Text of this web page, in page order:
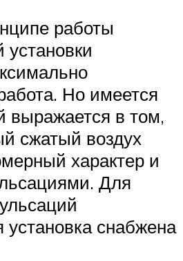
работы
установки
Но имеется
выражается в том,
сжатый воздух
характер и
Для
установка снабжена